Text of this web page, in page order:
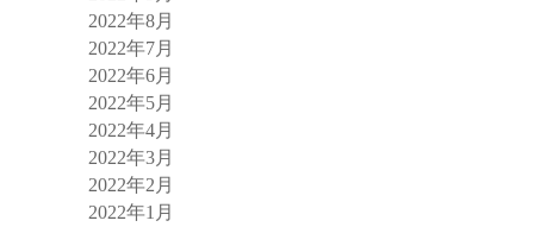
2022年8月
2022年7月
2022年6月
2022年5月
2022年4月
2022年3月
2022年2月
2022年1月